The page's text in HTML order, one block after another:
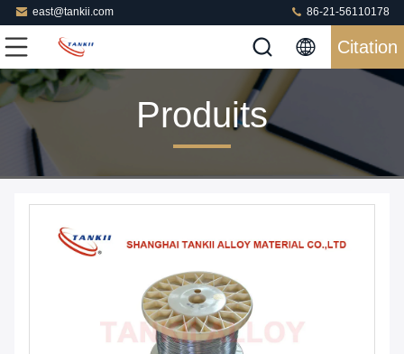
east@tankii.com 86-21-56110178
Citation
Produits